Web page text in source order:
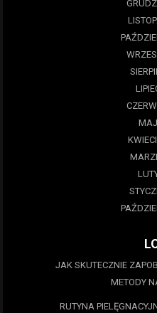
JAK SKUTECZNIE
METODY
RUTYNA